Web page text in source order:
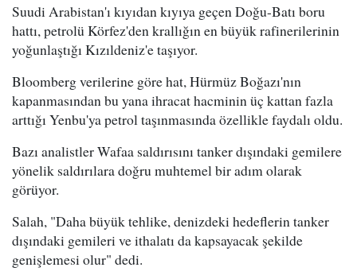
Suudi Arabistan'ı kıyıdan kıyıya geçen Doğu-Batı boru
hattı, petrolü Körfez'den krallığın en büyük rafinerilerinin
yoğunlaştığı Kızıldeniz'e taşıyor.
Bloomberg verilerine göre hat, Hürmüz Boğazı'nın
kapanmasından bu yana ihracat hacminin üç kattan fazla
arttığı Yenbu'ya petrol taşınmasında özellikle faydalı oldu.
Bazı analistler Wafaa saldırısını tanker dışındaki gemilere
yönelik saldırılara doğru muhtemel bir adım olarak
görüyor.
Salah, "Daha büyük tehlike, denizdeki hedeflerin tanker
dışındaki gemileri ve ithalatı da kapsayacak şekilde
genişlemesi olur" dedi.